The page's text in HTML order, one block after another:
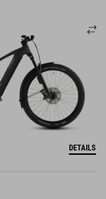
DETAILS